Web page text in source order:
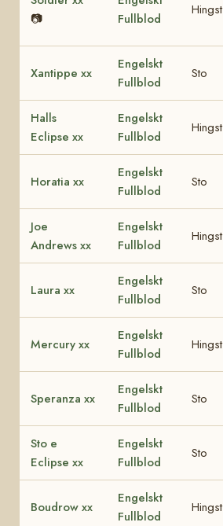
📷
Fullblod
Hingst
Xantippe xx
Engelskt
Fullblod
Sto
Halls
Eclipse xx
Engelskt
Fullblod
Hingst
Horatia xx
Engelskt
Fullblod
Sto
Joe
Andrews xx
Engelskt
Fullblod
Hingst
Laura xx
Engelskt
Fullblod
Sto
Mercury xx
Engelskt
Fullblod
Hingst
Speranza xx
Engelskt
Fullblod
Sto
Sto e
Eclipse xx
Engelskt
Fullblod
Sto
Boudrow xx
Engelskt
Fullblod
Hingst